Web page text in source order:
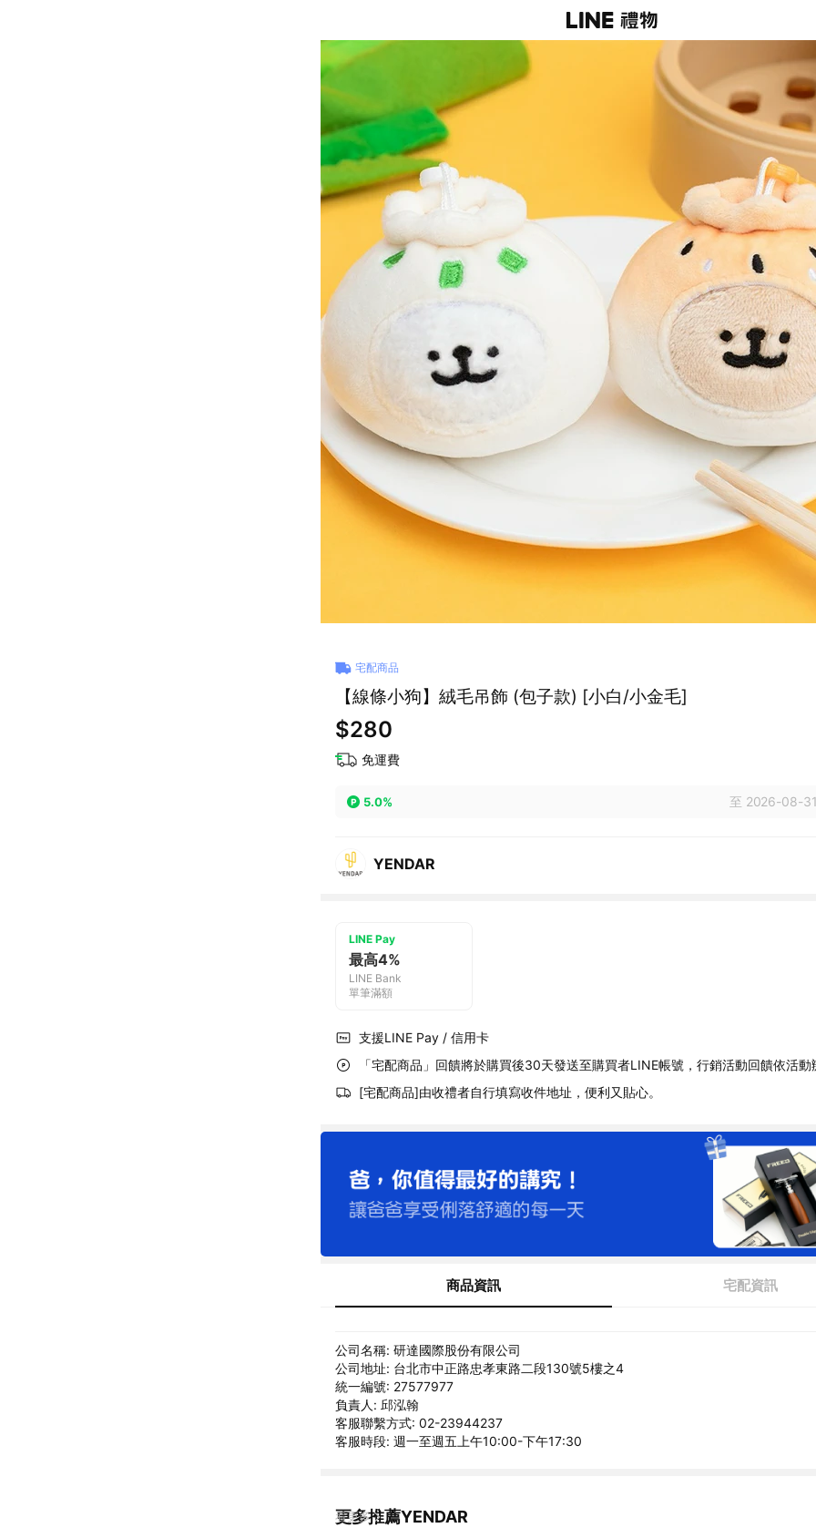
宅配商品
【線條小狗】絨毛吊飾 (包子款) [小白/小金毛]
$280
免運費
5.0% 至 2026-08-
YENDAR
LINE Pay
最高4%
LINE Bank
單筆滿額
支援LINE Pay / 信用卡
「宅配商品」回饋將於購買後30天發送至購買者LINE帳號，行銷活動回饋依活動
[宅配商品]由收禮者自行填寫收件地址，便利又貼心。
商品資訊 宅配資訊
公司名稱: 研達國際股份有限公司
公司地址: 台北市中正路忠孝東路二段130號5樓之4
統一編號: 27577977
負責人: 邱泓翰
客服聯繫方式: 02-23944237
客服時段: 週一至週五上午10:00-下午17:30
更多推薦YENDAR
看更多